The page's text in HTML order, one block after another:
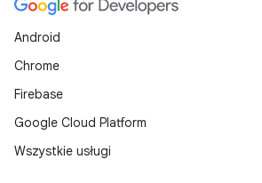
Android
Chrome
Firebase
Google Cloud Platform
Wszystkie usługi